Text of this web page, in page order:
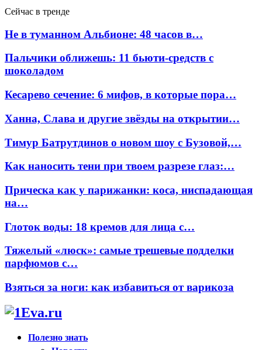
Сейчас в тренде
Не в туманном Альбионе: 48 часов в…
Пальчики оближешь: 11 бьюти-средств с
шоколадом
Кесарево сечение: 6 мифов, в которые пора…
Ханна, Слава и другие звёзды на открытии…
Тимур Батрутдинов о новом шоу с Бузовой,…
Как наносить тени при твоем разрезе глаз:…
Прическа как у парижанки: коса, ниспадающая
на…
Глоток воды: 18 кремов для лица с…
Тяжелый «люск»: самые трешевые подделки
парфюмов с…
Взяться за ноги: как избавиться от варикоза
Полезно знать